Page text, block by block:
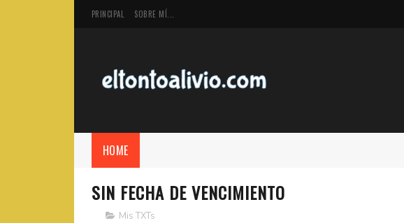
PRINCIPAL SOBRE MÍ...
HOME
SIN FECHA DE VENCIMIENTO
Mis TXTs